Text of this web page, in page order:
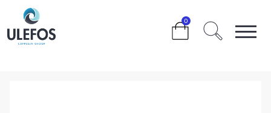
0
>>>
ULEFOS FILCOTEN PRO 100 SPALTETOPP
INSPEKSJONSENHET